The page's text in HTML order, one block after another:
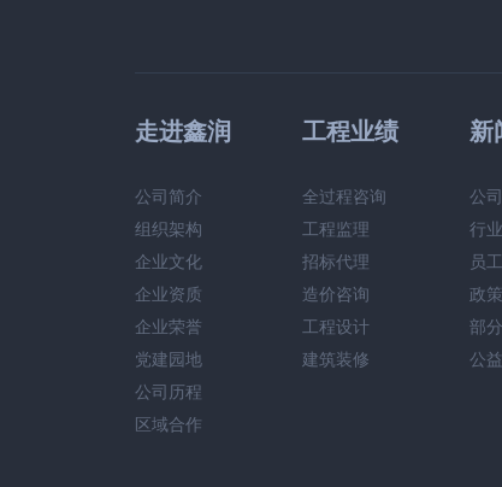
走进鑫润
公司简介
组织架构
企业文化
企业资质
企业荣誉
党建园地
公司历程
区域合作
工程业绩
全过程咨询
工程监理
招标代理
造价咨询
工程设计
建筑装修
新
公
行
员
政
部
公